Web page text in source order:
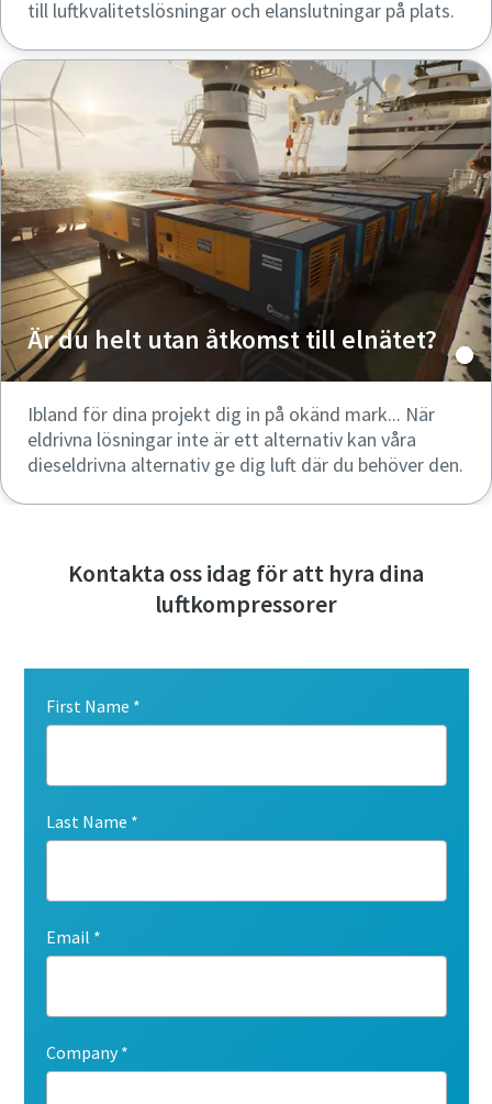
till luftkvalitetslösningar och elanslutningar på plats.
Är du helt utan åtkomst till elnätet?
Ibland för dina projekt dig in på okänd mark... När
eldrivna lösningar inte är ett alternativ kan våra
dieseldrivna alternativ ge dig luft där du behöver den.
Kontakta oss idag för att hyra dina
luftkompressorer